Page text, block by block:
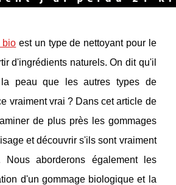
bio est un type de nettoyant pour le
d'ingrédients naturels. On dit qu'il
peau que les autres types de
vraiment vrai ? Dans cet article de
de plus près les gommages
et découvrir s'ils sont vraiment
aborderons également les
d'un gommage biologique et la